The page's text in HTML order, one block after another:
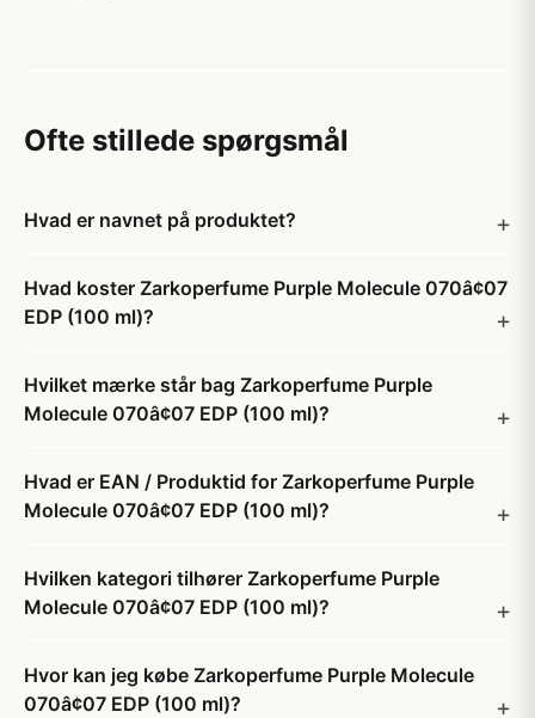
Ofte stillede spørgsmål
Hvad er navnet på produktet?
Hvad koster Zarkoperfume Purple Molecule 070â¢07
EDP (100 ml)?
Hvilket mærke står bag Zarkoperfume Purple
Molecule 070â¢07 EDP (100 ml)?
Hvad er EAN / Produktid for Zarkoperfume Purple
Molecule 070â¢07 EDP (100 ml)?
Hvilken kategori tilhører Zarkoperfume Purple
Molecule 070â¢07 EDP (100 ml)?
Hvor kan jeg købe Zarkoperfume Purple Molecule
070â¢07 EDP (100 ml)?